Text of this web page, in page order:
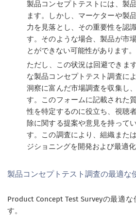
製品コンセプトテストには、製
ます。しかし、マーケターや製
力を見落とし、その重要性を認
す。そのような場合、製品が市
とができない可能性があります。
ただし、この状況は回避できま
な製品コンセプトテスト調査に
洞察に富んだ市場調査を収集し
す。このフォームに記載された
性を特定するのに役立ち、視聴
除に関する提案や意見を持って
す。この調査により、組織また
ジショニングを開発および最適化
製品コンセプトテスト調査の最適な
Product Concept Test Surveyの最適
す。